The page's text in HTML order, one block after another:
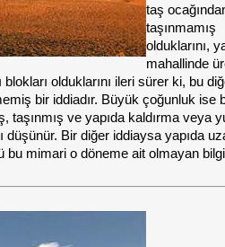
taş
taşınmamış
olduklarını,
mahallinde
blokları olduklarını ileri sürer ki, bu
bir iddiadır. Büyük çoğunluk ise
taşınmış ve yapıda kaldırma veya
düşünür. Bir diğer iddiaysa yapıda
bu mimari o döneme ait olmayan